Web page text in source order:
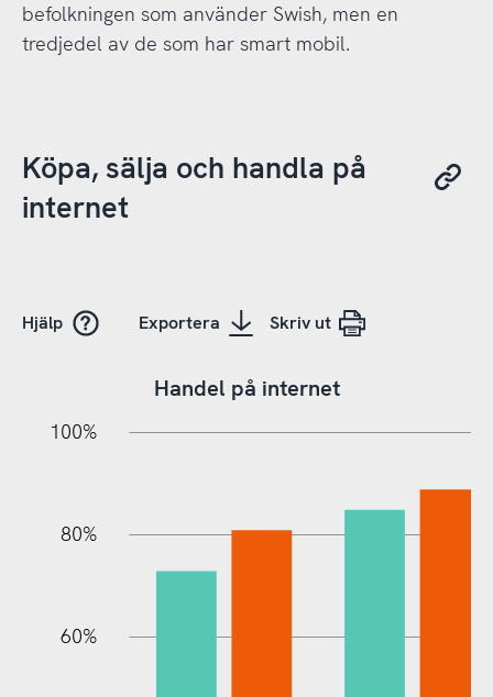
befolkningen som använder Swish, men en
tredjedel av de som har smart mobil.
Köpa, sälja och handla på
internet
Hjälp Exportera Skriv ut
Handel på internet
100%
80%
60%